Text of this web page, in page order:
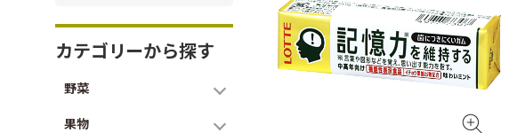
カテゴリーから探す
野菜
果物